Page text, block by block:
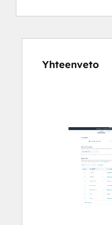
Yhteenveto
nuolipainikkeita